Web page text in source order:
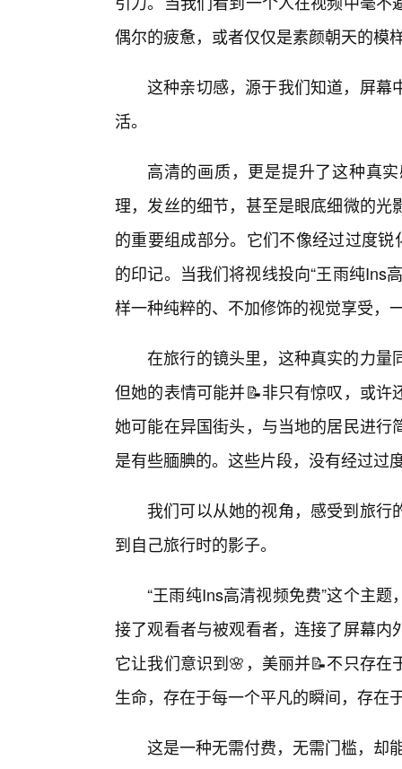
偶尔的疲惫，或者仅仅是素颜朝天的模
这种亲切感，源于我们知道，屏幕
活。
高清的画质，更是提升了这种真
理，发丝的细节，甚至是眼底细微的
的重要组成部分。它们不像经过过度
的印记。当我们将视线投向“王雨纯Ins
样一种纯粹的、不加修饰的视觉享受，
在旅行的镜头里，这种真实的力量
但她的表情可能并📝非只有惊叹，或
她可能在异国街头，与当地的居民进
是有些腼腆的。这些片段，没有经过过
我们可以从她的视角，感受到旅
到自己旅行时的影子。
“王雨纯Ins高清视频免费”这个主
接了观看者与被观看者，连接了屏幕
它让我们意识到🌸，美丽并📝不只存
生命，存在于每一个平凡的瞬间，存在
这是一种无需付费，无需门槛，却